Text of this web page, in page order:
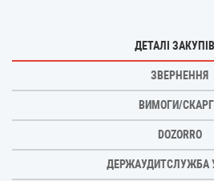
ДЕТАЛІ
ЗВЕРНЕННЯ
ВИМОГИ/
DOZORRO
ДЕРЖАУДИТСЛУЖБА